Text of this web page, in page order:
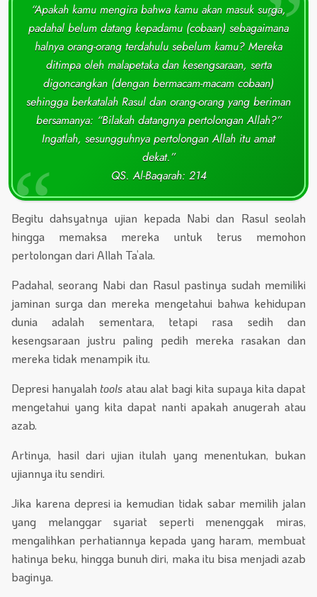
“Apakah kamu mengira bahwa kamu akan masuk surga,
padahal belum datang kepadamu (cobaan) sebagaimana
halnya orang-orang terdahulu sebelum kamu? Mereka
ditimpa oleh malapetaka dan kesengsaraan, serta
digoncangkan (dengan bermacam-macam cobaan)
sehingga berkatalah Rasul dan orang-orang yang beriman
bersamanya: “Bilakah datangnya pertolongan Allah?”
Ingatlah, sesungguhnya pertolongan Allah itu amat
dekat.”
QS. Al-Baqarah: 214
Begitu dahsyatnya ujian kepada Nabi dan Rasul seolah
hingga memaksa mereka untuk terus memohon
pertolongan dari Allah Ta’ala.
Padahal, seorang Nabi dan Rasul pastinya sudah memiliki
jaminan surga dan mereka mengetahui bahwa kehidupan
dunia adalah sementara, tetapi rasa sedih dan
kesengsaraan justru paling pedih mereka rasakan dan
mereka tidak menampik itu.
Depresi hanyalah tools atau alat bagi kita supaya kita dapat
mengetahui yang kita dapat nanti apakah anugerah atau
azab.
Artinya, hasil dari ujian itulah yang menentukan, bukan
ujiannya itu sendiri.
Jika karena depresi ia kemudian tidak sabar memilih jalan
yang melanggar syariat seperti menenggak miras,
mengalihkan perhatiannya kepada yang haram, membuat
hatinya beku, hingga bunuh diri, maka itu bisa menjadi azab
baginya.